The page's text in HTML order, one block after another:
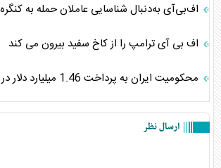
اف‌بی‌آی به‌دنبال شناسایی عاملان حمله به کنگره
اف بی آی ترامپ را از کاخ سفید بیرون می کند
محکومیت ایران به پرداخت 1.46 میلیارد دلار در دادگاهی در آمریکا
ارسال نظر